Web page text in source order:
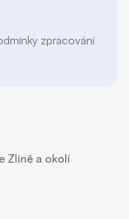
zpracování
Zlíně a okolí